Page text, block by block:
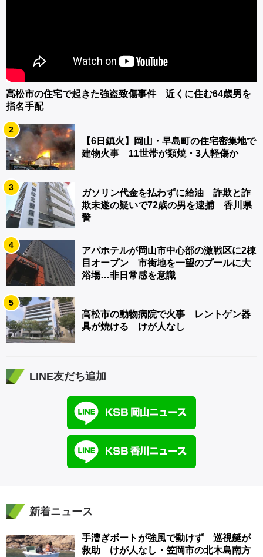
高松市の住宅で起きた強盗致傷事件 近くに住む64歳男を
指名手配
2
【6日鎮火】岡山・早島町の住宅密集地で
建物火事 11世帯が類焼・3人軽傷か
3
ガソリン代金を払わずに給油 詐欺と詐
欺未遂の疑いで72歳の男を逮捕 香川県
警
4
アパホテルが岡山市中心部の激戦区に2棟
目オープン 市街地を一望のプールに大
浴場…非日常感を意識
5
高松市の動物病院で火事 レントゲン器
具が焼ける けが人なし
LINE友だち追加
新着ニュース
手漕ぎボートが強風で動けず 巡視艇が
救助 けが人なし・笠岡市の北木島南方